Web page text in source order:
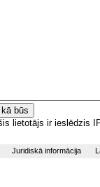
lietotājs ir ieslēdzis
Juridiskā informācija